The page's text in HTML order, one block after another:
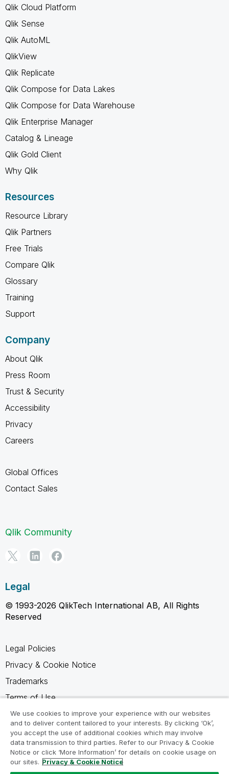
Qlik Cloud Platform
Qlik Sense
Qlik AutoML
QlikView
Qlik Replicate
Qlik Compose for Data Lakes
Qlik Compose for Data Warehouse
Qlik Enterprise Manager
Catalog & Lineage
Qlik Gold Client
Why Qlik
Resources
Resource Library
Qlik Partners
Free Trials
Compare Qlik
Glossary
Training
Support
Company
About Qlik
Press Room
Trust & Security
Accessibility
Privacy
Careers
Global Offices
Contact Sales
Qlik Community
Legal
© 1993-2026 QlikTech International AB, All Rights
Reserved
Legal Policies
Privacy & Cookie Notice
Trademarks
Terms of Use
Legal Agreements
Product Terms
Do not share my info
We use cookies to improve your experience with our websites
and to deliver content tailored to your interests. By clicking ‘Ok’,
you accept the use of additional cookies which may involve
data transmission to third parties. Refer to our Privacy & Cookie
Notice or click ‘More Information’ for details on cookie usage on
our sites. Privacy & Cookie Notice